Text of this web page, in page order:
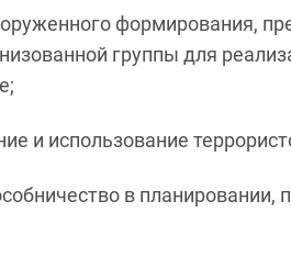
формирования,
группы для
и использование
в планировании,